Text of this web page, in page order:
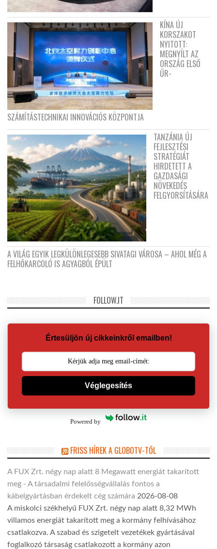
KÍNA ÚJ
KORSZAKOT
NYITOTT:
MEGNYÍLT AZ
ORSZÁG ELSŐ
ŰR-
SZÁMÍTÁSTECHNIKAI INNOVÁCIÓS KÖZPONTJA
TANZÁNIA ÚJ
FEJLESZTÉSI
STRATÉGIÁT
HIRDETETT A
GAZDASÁGI
NÖVEKEDÉS
FELGYORSÍTÁSÁRA
A VILÁG EGYIK LEGKÜLÖNLEGESEBB SIVATAGI VÁROSA – AHOL MÉG A
FELHŐKARCOLÓ IS AGYAGBÓL ÉPÜLT
FOLLOW.IT
Értesüljön új cikkeinkről emailben!
Véglegesítés
Powered by
FRISS HÍREK A GLOBOTV-TŐL
A FUX Zrt. négy nap alatt 8 Megawatt energiát takarított
meg - A társadalmi felelősségvállalás fontos a
kábelgyártásban érdekelt cég számára 2026-08-08
A miskolci székhelyű FUX Zrt. négy nap alatt 8,32 MWh
villamos energiát takarított meg a kormány felhívásához
csatlakozva. A szabad és szigetelt vezetékek gyártásával
foglalkozó társaság csatlakozott a kormány azon